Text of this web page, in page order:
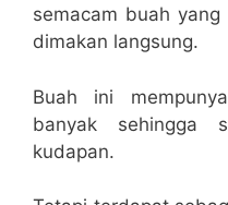
semacam buah
dimakan langsung.
Buah ini
banyak sehingga
kudapan.